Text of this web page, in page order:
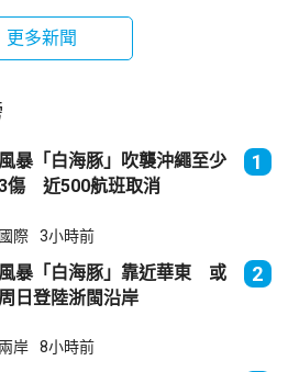
更多新聞
風暴「白海豚」吹襲沖繩至少
傷 近500航班取消
1
國際 3小時前
風暴「白海豚」靠近華東 或
周日登陸浙閩沿岸
2
兩岸 8小時前